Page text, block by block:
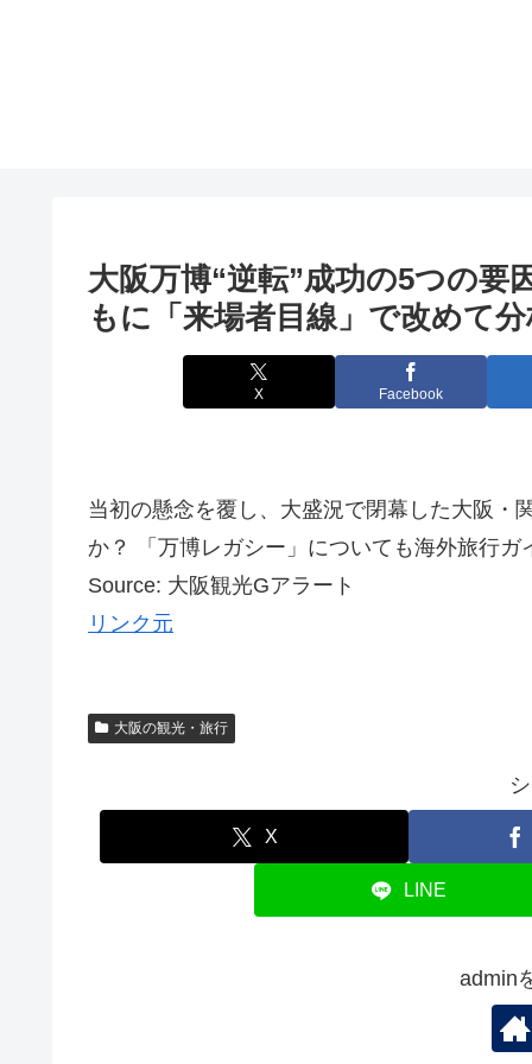
大阪万博“逆転”成功の5つの要
もに「来場者目線」で改めて
X Facebook
当初の懸念を覆し、大盛況で閉幕した大阪・
か？ 「万博レガシー」についても海外旅行ガ
Source: 大阪観光Gアラート
リンク元
大阪の観光・旅行
X
LINE
admin